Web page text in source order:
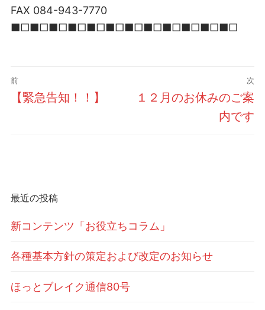
FAX 084-943-7770
■□■□■□■□■□■□■□■□■□■□■□■□
投
稿
ョ
ン
前
前【緊急告知！！】
次
次
１２月のお休みのご案
内です
最近の投稿
新コンテンツ「お役立ちコラム」
各種基本方針の策定および改定のお知らせ
ほっとブレイク通信80号